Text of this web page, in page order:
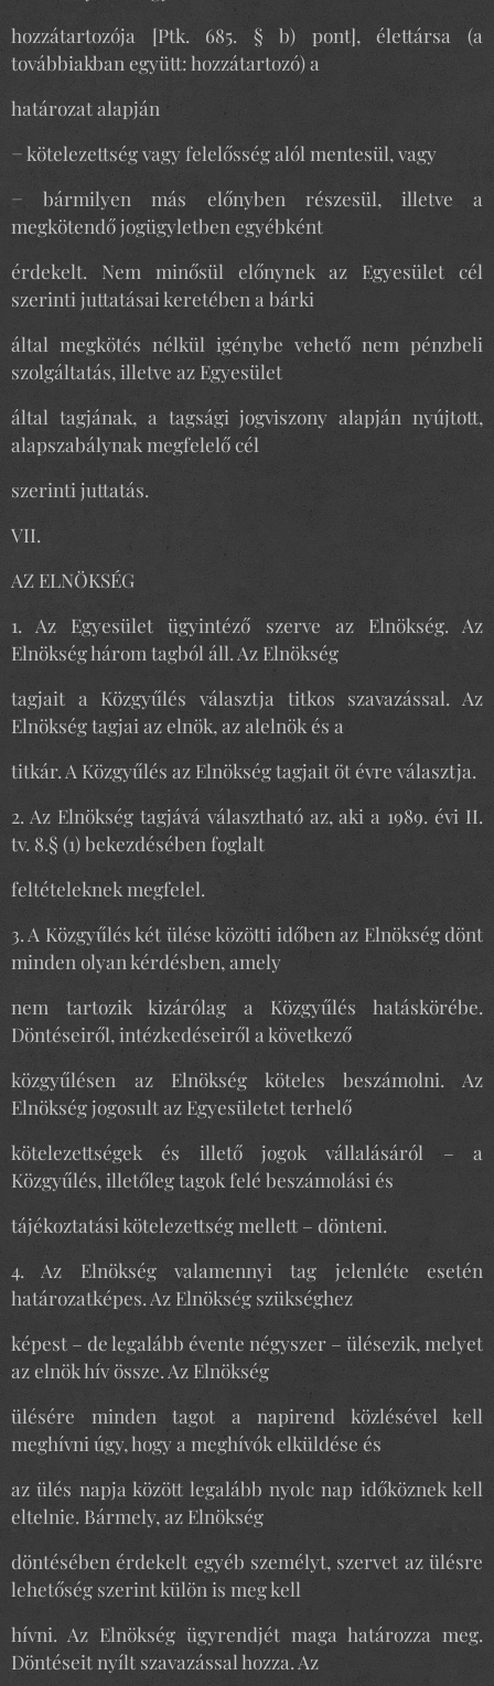
hozzátartozója [Ptk. 685. § b) pont], élettársa (a
továbbiakban együtt: hozzátartozó) a
határozat alapján
− kötelezettség vagy felelősség alól mentesül, vagy
− bármilyen más előnyben részesül, illetve a
megkötendő jogügyletben egyébként
érdekelt. Nem minősül előnynek az Egyesület cél
szerinti juttatásai keretében a bárki
által megkötés nélkül igénybe vehető nem pénzbeli
szolgáltatás, illetve az Egyesület
által tagjának, a tagsági jogviszony alapján nyújtott,
alapszabálynak megfelelő cél
szerinti juttatás.
VII.
AZ ELNÖKSÉG
1. Az Egyesület ügyintéző szerve az Elnökség. Az
Elnökség három tagból áll. Az Elnökség
tagjait a Közgyűlés választja titkos szavazással. Az
Elnökség tagjai az elnök, az alelnök és a
titkár. A Közgyűlés az Elnökség tagjait öt évre választja.
2. Az Elnökség tagjává választható az, aki a 1989. évi II.
tv. 8.§ (1) bekezdésében foglalt
feltételeknek megfelel.
3. A Közgyűlés két ülése közötti időben az Elnökség dönt
minden olyan kérdésben, amely
nem tartozik kizárólag a Közgyűlés hatáskörébe.
Döntéseiről, intézkedéseiről a következő
közgyűlésen az Elnökség köteles beszámolni. Az
Elnökség jogosult az Egyesületet terhelő
kötelezettségek és illető jogok vállalásáról – a
Közgyűlés, illetőleg tagok felé beszámolási és
tájékoztatási kötelezettség mellett – dönteni.
4. Az Elnökség valamennyi tag jelenléte esetén
határozatképes. Az Elnökség szükséghez
képest – de legalább évente négyszer – ülésezik, melyet
az elnök hív össze. Az Elnökség
ülésére minden tagot a napirend közlésével kell
meghívni úgy, hogy a meghívók elküldése és
az ülés napja között legalább nyolc nap időköznek kell
eltelnie. Bármely, az Elnökség
döntésében érdekelt egyéb személyt, szervet az ülésre
lehetőség szerint külön is meg kell
hívni. Az Elnökség ügyrendjét maga határozza meg.
Döntéseit nyílt szavazással hozza. Az